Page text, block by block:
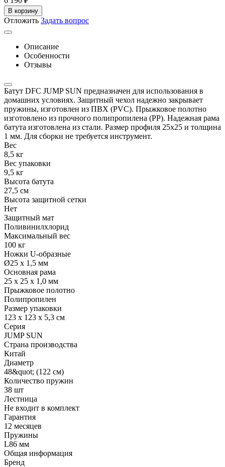
В корзину
Отложить Задать вопрос
Описание
Особенности
Отзывы
Батут DFC JUMP SUN предназначен для использования в
домашних условиях. Защитный чехол надежно закрывает
пружины, изготовлен из ПВХ (PVC). Прыжковое полотно
изготовлено из прочного полипропилена (PP). Надежная рама
батута изготовлена из стали. Размер профиля 25х25 и толщина
1 мм. Для сборки не требуется инструмент.
Вес
8,5 кг
Вес упаковки
9,5 кг
Высота батута
27,5 см
Высота защитной сетки
Нет
Защитный мат
Поливинилхлорид
Максимальный вес
100 кг
Ножки U-образные
Ø25 х 1,5 мм
Основная рама
25 x 25 x 1,0 мм
Прыжковое полотно
Полипропилен
Размер упаковки
123 х 123 х 5,3 см
Серия
JUMP SUN
Страна производства
Китай
Диаметр
48&quot; (122 см)
Количество пружин
38 шт
Лестница
Не входит в комплект
Гарантия
12 месяцев
Пружины
L86 мм
Общая информация
Бренд